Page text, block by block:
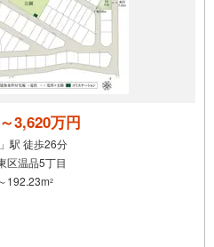
3,620万円
駅 徒歩26分
区温品5丁目
192.23m2